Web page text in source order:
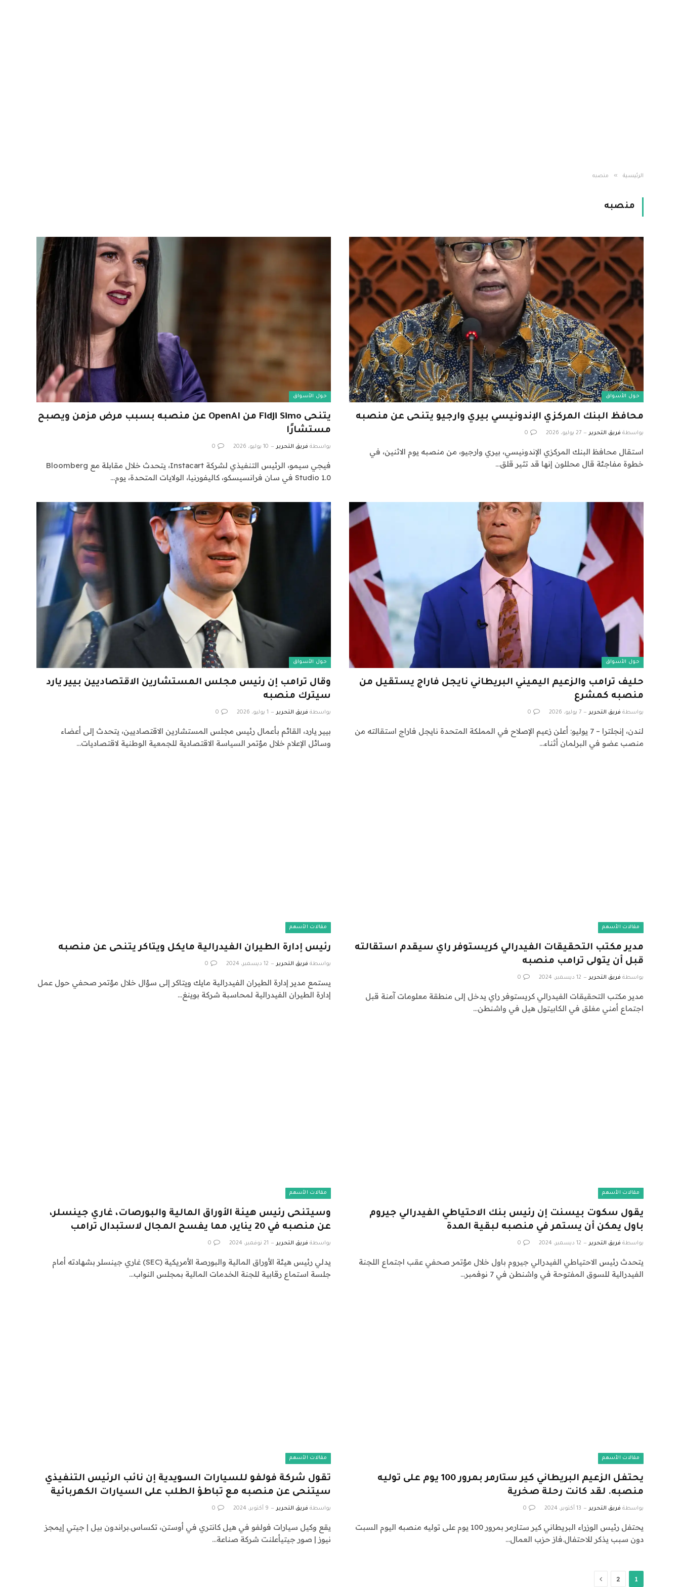
الرئيسية » منصبه
منصبه
حول الأسواق
محافظ البنك المركزي الإندونيسي بيري وارجيو يتنحى عن منصبه
بواسطة فريق التحرير 27 يوليو، 2026 0
استقال محافظ البنك المركزي الإندونيسي، بيري وارجيو، من منصبه يوم الاثنين، في
خطوة مفاجئة قال محللون إنها قد تثير قلق…
حول الأسواق
يتنحى Fidji Simo من OpenAI عن منصبه بسبب مرض مزمن ويصبح
مستشارًا
بواسطة فريق التحرير 10 يوليو، 2026 0
فيجي سيمو، الرئيس التنفيذي لشركة Instacart، يتحدث خلال مقابلة مع Bloomberg
Studio 1.0 في سان فرانسيسكو، كاليفورنيا، الولايات المتحدة، يوم…
حول الأسواق
حليف ترامب والزعيم اليميني البريطاني نايجل فاراج يستقيل من
منصبه كمشرع
بواسطة فريق التحرير 7 يوليو، 2026 0
لندن، إنجلترا – 7 يوليو: أعلن زعيم الإصلاح في المملكة المتحدة نايجل فاراج استقالته من
منصب عضو في البرلمان أثناء…
حول الأسواق
وقال ترامب إن رئيس مجلس المستشارين الاقتصاديين بيير يارد
سيترك منصبه
بواسطة فريق التحرير 1 يوليو، 2026 0
بيير يارد، القائم بأعمال رئيس مجلس المستشارين الاقتصاديين، يتحدث إلى أعضاء
وسائل الإعلام خلال مؤتمر السياسة الاقتصادية للجمعية الوطنية لاقتصاديات…
مقالات الأسهم
مدير مكتب التحقيقات الفيدرالي كريستوفر راي سيقدم استقالته
قبل أن يتولى ترامب منصبه
بواسطة فريق التحرير 12 ديسمبر، 2024 0
مدير مكتب التحقيقات الفيدرالي كريستوفر راي يدخل إلى منطقة معلومات آمنة قبل
اجتماع أمني مغلق في الكابيتول هيل في واشنطن…
مقالات الأسهم
رئيس إدارة الطيران الفيدرالية مايكل ويتاكر يتنحى عن منصبه
بواسطة فريق التحرير 12 ديسمبر، 2024 0
يستمع مدير إدارة الطيران الفيدرالية مايك ويتاكر إلى سؤال خلال مؤتمر صحفي حول عمل
إدارة الطيران الفيدرالية لمحاسبة شركة بوينغ…
مقالات الأسهم
يقول سكوت بيسنت إن رئيس بنك الاحتياطي الفيدرالي جيروم
باول يمكن أن يستمر في منصبه لبقية المدة
بواسطة فريق التحرير 12 ديسمبر، 2024 0
يتحدث رئيس الاحتياطي الفيدرالي جيروم باول خلال مؤتمر صحفي عقب اجتماع اللجنة
الفيدرالية للسوق المفتوحة في واشنطن في 7 نوفمبر…
مقالات الأسهم
وسيتنحى رئيس هيئة الأوراق المالية والبورصات، غاري جينسلر،
عن منصبه في 20 يناير، مما يفسح المجال لاستبدال ترامب
بواسطة فريق التحرير 21 نوفمبر، 2024 0
يدلي رئيس هيئة الأوراق المالية والبورصة الأمريكية (SEC) غاري جينسلر بشهادته أمام
جلسة استماع رقابية للجنة الخدمات المالية بمجلس النواب…
مقالات الأسهم
يحتفل الزعيم البريطاني كير ستارمر بمرور 100 يوم على توليه
منصبه. لقد كانت رحلة صخرية
بواسطة فريق التحرير 13 أكتوبر، 2024 0
يحتفل رئيس الوزراء البريطاني كير ستارمر بمرور 100 يوم على توليه منصبه اليوم السبت
دون سبب يذكر للاحتفال.فاز حزب العمال…
مقالات الأسهم
تقول شركة فولفو للسيارات السويدية إن نائب الرئيس التنفيذي
سيتنحى عن منصبه مع تباطؤ الطلب على السيارات الكهربائية
بواسطة فريق التحرير 9 أكتوبر، 2024 0
يقع وكيل سيارات فولفو في هيل كانتري في أوستن، تكساس.براندون بيل | جيتي إيمجز
نيوز | صور جيتيأعلنت شركة صناعة…
1
2 التالي